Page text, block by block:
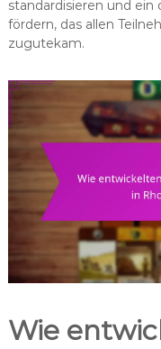
standardisieren und
fördern, das allen
zugutekam.
Wie